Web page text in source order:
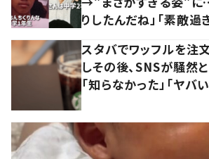
りしたんだね」「素敵過
スタバでワッフルを注
しその後、SNSが騒然
「知らなかった」「ヤバ